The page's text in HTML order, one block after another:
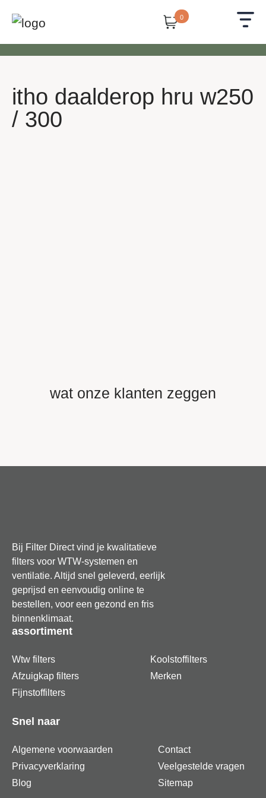
0
itho daalderop hru w250
/ 300
wat onze klanten zeggen
Bij Filter Direct vind je kwalitatieve
filters voor WTW-systemen en
ventilatie. Altijd snel geleverd, eerlijk
geprijsd en eenvoudig online te
bestellen, voor een gezond en fris
binnenklimaat.
assortiment
Wtw filters
Afzuigkap filters
Fijnstoffilters
Koolstoffilters
Merken
Snel naar
Algemene voorwaarden
Privacyverklaring
Blog
Contact
Veelgestelde vragen
Sitemap